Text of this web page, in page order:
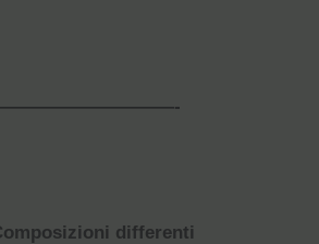
differenti